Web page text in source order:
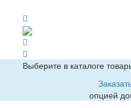
Выберите в каталоге
опцией